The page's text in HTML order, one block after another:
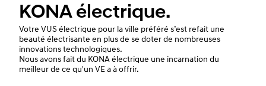
KONA électrique.
Votre VUS électrique pour la ville préféré s’est refait une
beauté électrisante en plus de se doter de nombreuses
innovations technologiques.
Nous avons fait du KONA électrique une incarnation du
meilleur de ce qu'un VE a à offrir.